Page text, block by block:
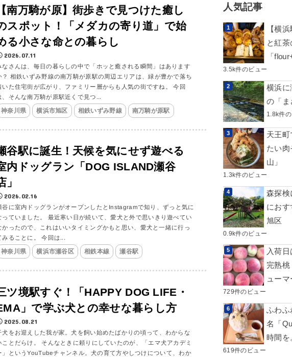
南万騎が原】街歩きで見つけた癒し
スポット！「メダカの寄り道」で始
る小さな命との暮らし
2026.07.11
なさんは、毎日の暮らしの中で「ホッと癒される瞬間」はあります
？ 相鉄いずみ野線の南万騎が原駅の周辺エリアは、緑が豊かで落ち
いた住宅街が広がり、ファミリー層からも人気の街ですね。 今回
、そんな南万騎が原駅近くで見つ...
神奈川県 横浜市旭区 相鉄いずみ野線 南万騎が原駅
谷駅に誕生！天候を気にせず遊べる
内ドッグラン「DOG ISLAND瀬谷
」
2026.02.16
谷に室内ドッグランがオープンしたとInstagramで知り、ずっと気に
っていました。 最近寒い日が続いて、愛犬と外で思いきり遊べてい
かったので、これはいいタイミングかもと思い、愛犬と一緒に行っ
みることに。 今回は...
神奈川県 横浜市瀬谷区 相鉄本線 瀬谷駅
ツ境駅すぐ！「HAPPY DOG LIFE・
」で学ぶ犬との幸せな暮らし方
2025.08.21
犬をお迎えした我が家。犬を飼い始めたばかりの頃って、わからな
ことだらけ。 そんなときに頼りにしていたのが、「エマ犬アカデミ
」というYouTubeチャンネル。犬の育て方やしつけについて、わか
人気記事
【横
と紅
「
3.5k件のビュー
横浜に
の「ま
1.8k件
天王町
たい肉
山」
1.3k件のビュー
森探検
にお
旭区
0.9k件のビュー
入荷
完熟桃
ューマ
729件のビュー
ふわふ
名「
時間を
619件のビュー